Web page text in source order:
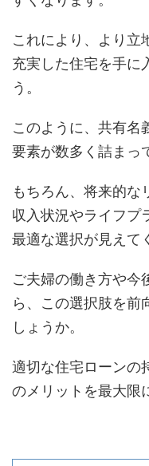
これにより、より立
充実した住宅を手に
う。
このように、共有名
要素が数多く詰まっ
もちろん、将来的な
収入状況やライフプ
最適な選択が見えて
ご夫婦の働き方や今
ら、この選択肢を前
しょうか。
適切な住宅ローンの
のメリットを最大限